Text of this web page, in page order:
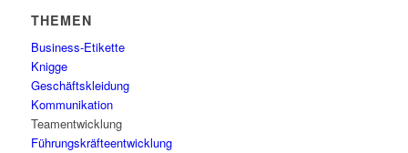
THEMEN
Business-Etikette
Knigge
Geschäftskleidung
Kommunikation
Teamentwicklung
Führungskräfteentwicklung